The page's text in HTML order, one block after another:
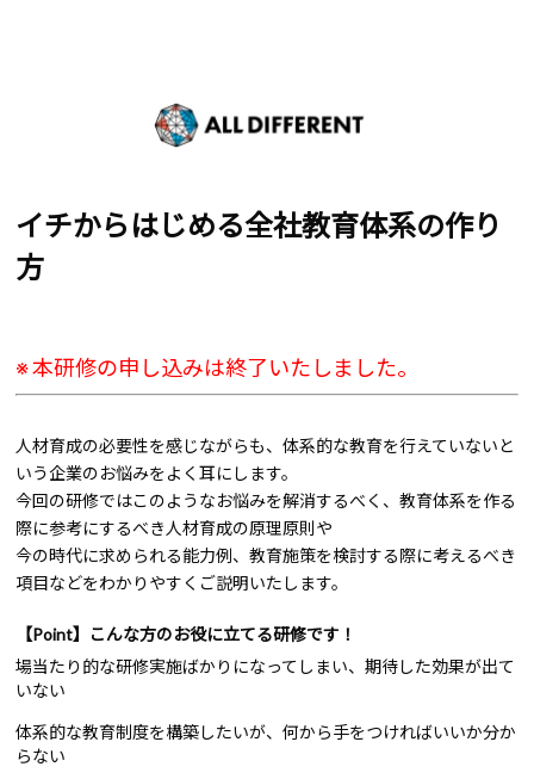
イチからはじめる全社教育体系の作り
方
※ 本研修の申し込みは終了いたしました。
人材育成の必要性を感じながらも、体系的な教育を行えていないと
いう企業のお悩みをよく耳にします。
今回の研修ではこのようなお悩みを解消するべく、教育体系を作る
際に参考にするべき人材育成の原理原則や
今の時代に求められる能力例、教育施策を検討する際に考えるべき
項目などをわかりやすくご説明いたします。
【Point】こんな方のお役に立てる研修です！
場当たり的な研修実施ばかりになってしまい、期待した効果が出て
いない
体系的な教育制度を構築したいが、何から手をつければいいか分か
らない